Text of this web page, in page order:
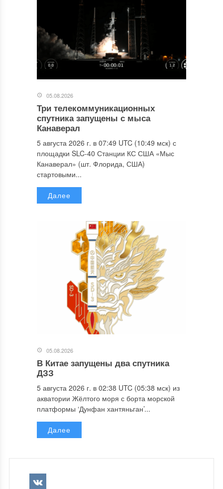
05.08.2026
Три телекоммуникационных
спутника запущены с мыса
Канаверал
5 августа 2026 г. в 07:49 UTC (10:49 мск) с
площадки SLC-40 Станции КС США «Мыс
Канаверал» (шт. Флорида, США)
стартовыми...
Далее
05.08.2026
В Китае запущены два спутника
ДЗЗ
5 августа 2026 г. в 02:38 UTC (05:38 мск) из
акватории Жёлтого моря с борта морской
платформы ‘Дунфан хантяньган’...
Далее